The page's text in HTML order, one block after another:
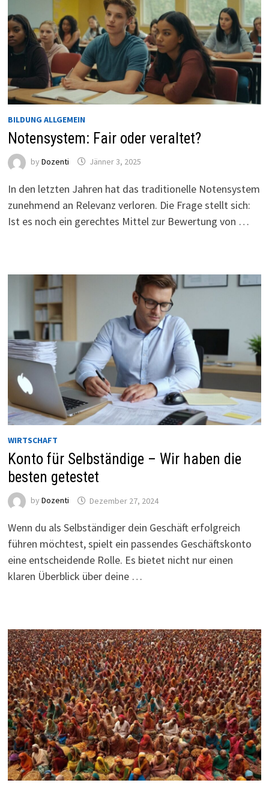
BILDUNG ALLGEMEIN
Notensystem: Fair oder veraltet?
by Dozenti Jänner 3, 2025
In den letzten Jahren hat das traditionelle Notensystem
zunehmend an Relevanz verloren. Die Frage stellt sich:
Ist es noch ein gerechtes Mittel zur Bewertung von …
WIRTSCHAFT
Konto für Selbständige – Wir haben die
besten getestet
by Dozenti Dezember 27, 2024
Wenn du als Selbständiger dein Geschäft erfolgreich
führen möchtest, spielt ein passendes Geschäftskonto
eine entscheidende Rolle. Es bietet nicht nur einen
klaren Überblick über deine …